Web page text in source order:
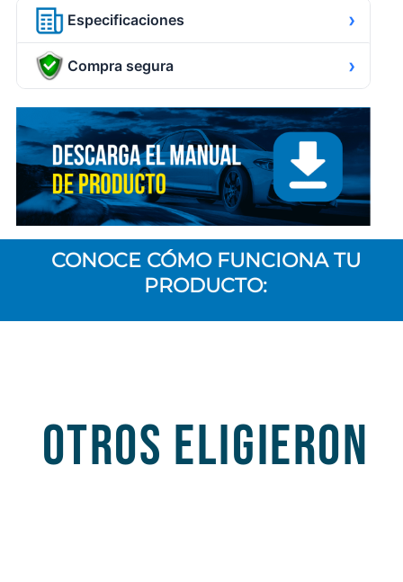
Especificaciones ›
Compra segura ›
CONOCE CÓMO FUNCIONA TU
PRODUCTO:
OTROS ELIGIERON